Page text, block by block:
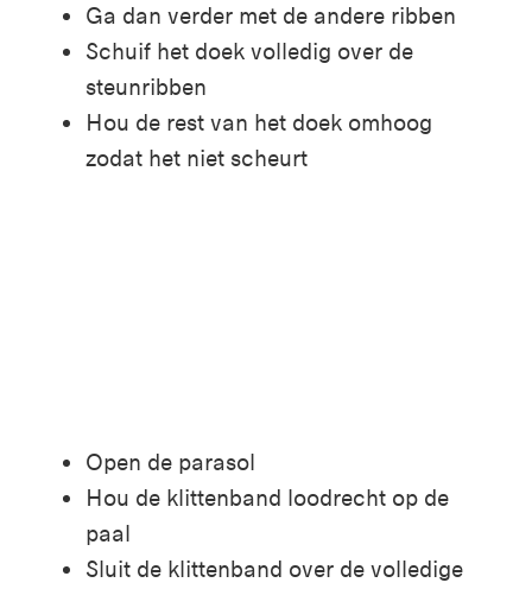
Ga dan verder met de andere ribben
Schuif het doek volledig over de
steunribben
Hou de rest van het doek omhoog
zodat het niet scheurt
Open de parasol
Hou de klittenband loodrecht op de
paal
Sluit de klittenband over de volledige